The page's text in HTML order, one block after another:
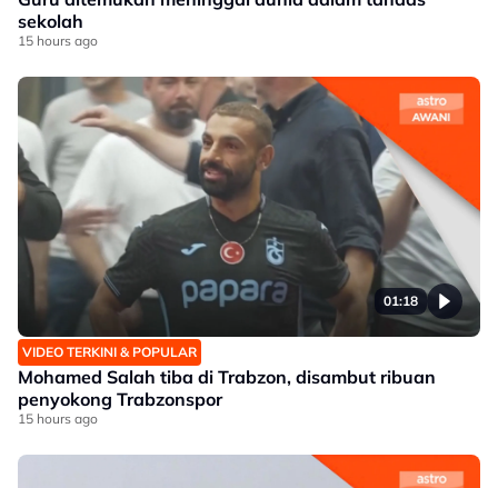
sekolah
15 hours ago
01:18
VIDEO TERKINI & POPULAR
Mohamed Salah tiba di Trabzon, disambut ribuan
penyokong Trabzonspor
15 hours ago